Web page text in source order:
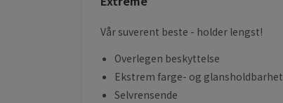
Vår suverent beste - holder lengst!
Overlegen beskyttelse
Ekstrem farge- og glansholdbarhet
Selvrensende